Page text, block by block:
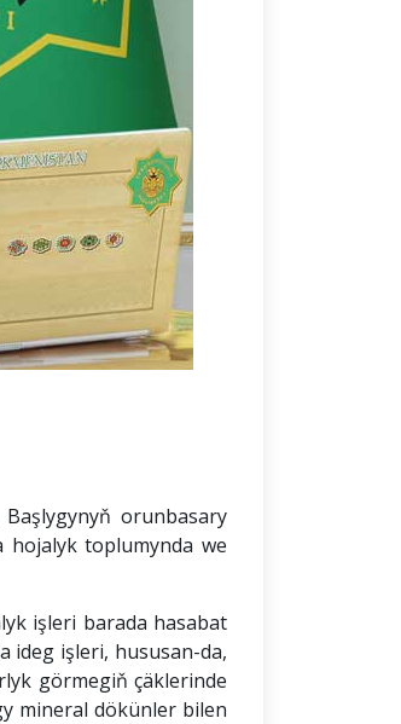
orunbasary
hojalyk toplumynda we
işleri barada hasabat
ideg işleri, hususan-da,
görmegiň çäklerinde
mineral dökünler bilen